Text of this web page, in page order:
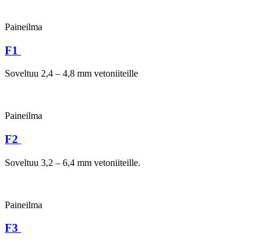
Paineilma
F1
Soveltuu 2,4 – 4,8 mm vetoniiteille
Paineilma
F2
Soveltuu 3,2 – 6,4 mm vetoniiteille.
Paineilma
F3